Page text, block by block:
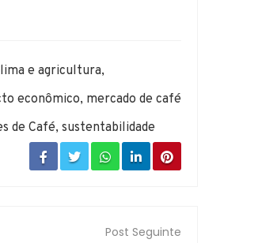
e agricultura,
econômico, mercado de café
de Café, sustentabilidade
Post Seguinte